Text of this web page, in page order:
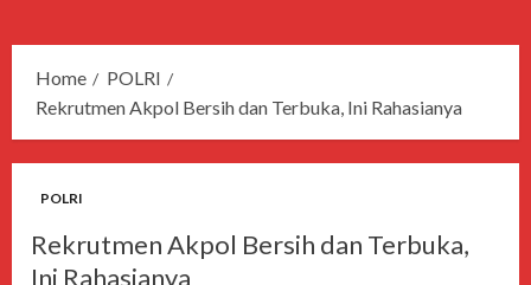
Home
POLRI
Rekrutmen Akpol Bersih dan Terbuka, Ini Rahasianya
POLRI
Rekrutmen Akpol Bersih dan Terbuka,
Ini Rahasianya